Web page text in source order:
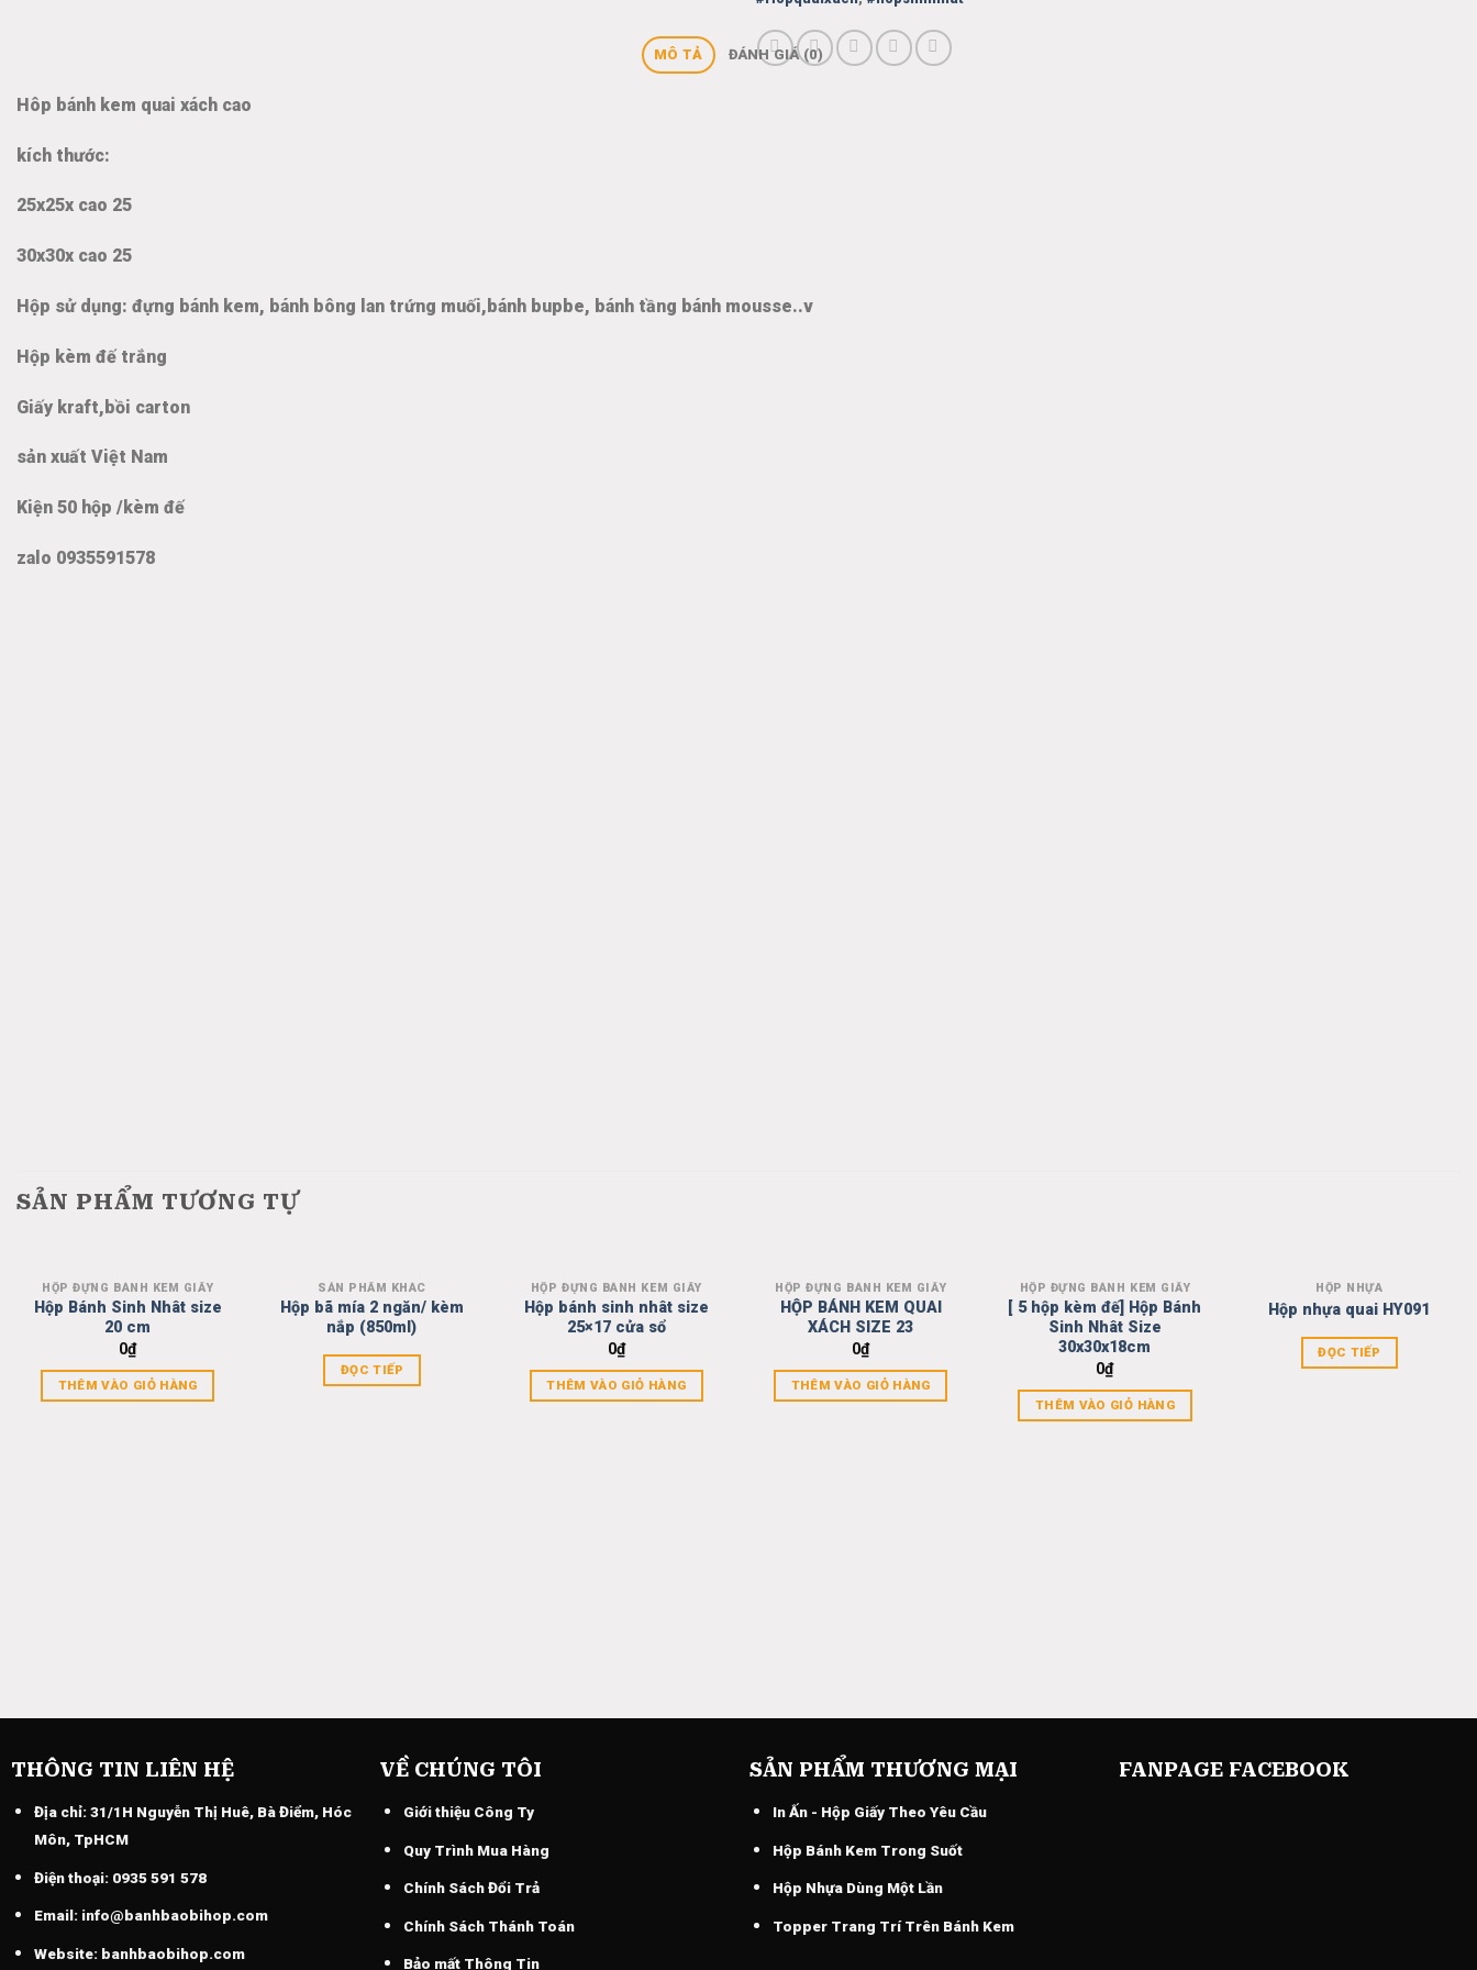
MÔ TẢ ĐÁNH GIÁ (0)
Hôp bánh kem quai xách cao
kích thước:
25x25x cao 25
30x30x cao 25
Hộp sử dụng: đựng bánh kem, bánh bông lan trứng muối,bánh bupbe, bánh tầng bánh mousse..v
Hộp kèm đế trắng
Giấy kraft,bồi carton
sản xuất Việt Nam
Kiện 50 hộp /kèm đế
zalo 0935591578
SẢN PHẨM TƯƠNG TỰ
Add to
HỘP ĐỰNG BÁNH KEM GIẤY
Hộp Bánh Sinh Nhât size
20 cm
0₫
THÊM VÀO GIỎ HÀNG
Add to
wishlist
SẢN PHẨM KHÁC
Hộp bã mía 2 ngăn/ kèm
nắp (850ml)
ĐỌC TIẾP
Add to
wishlist
HỘP ĐỰNG BÁNH KEM GIẤY
Hộp bánh sinh nhât size
25×17 cửa sổ
0₫
THÊM VÀO GIỎ HÀNG
Add to
wishlist
HỘP ĐỰNG BÁNH KEM GIẤY
HỘP BÁNH KEM QUAI
XÁCH SIZE 23
0₫
THÊM VÀO GIỎ HÀNG
Add to
wishlist
HỘP ĐỰNG BÁNH KEM GIẤY
[ 5 hộp kèm đế] Hộp Bánh
Sinh Nhât Size
30x30x18cm
0₫
THÊM VÀO GIỎ HÀNG
Add to
wishlist
HỘP NHỰA
Hộp nhựa quai HY091
ĐỌC TIẾP
THÔNG TIN LIÊN HỆ
Địa chỉ:31/1H Nguyễn Thị Huê, Bà Điểm, Hóc
Môn, TpHCM
Điện thoại:0935 591 578
Email:info@banhbaobihop.com
Website:banhbaobihop.com
VỀ CHÚNG TÔI
Giới thiệu Công Ty
Quy Trình Mua Hàng
Chính Sách Đổi Trả
Chính Sách Thánh Toán
Bảo mất Thông Tin
SẢN PHẨM THƯƠNG MẠI
In Ấn - Hộp Giấy Theo Yêu Cầu
Hộp Bánh Kem Trong Suốt
Hộp Nhựa Dùng Một Lần
Topper Trang Trí Trên Bánh Kem
FANPAGE FACEBOOK